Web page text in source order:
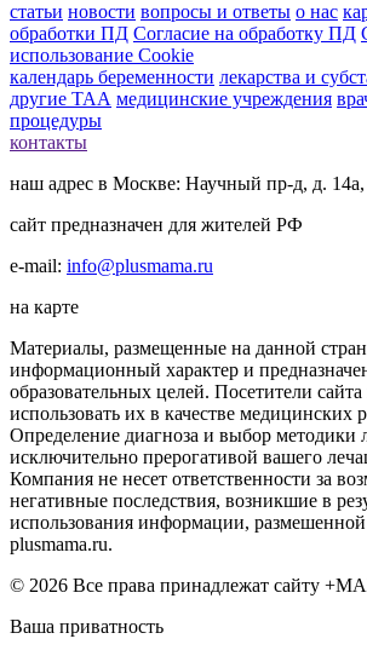
статьи новости вопросы и ответы о нас
обработки ПД Согласие на обработку ПД
использование Cookie
календарь беременности лекарства и
другие ТАА медицинские учреждения
процедуры
контакты
наш адрес в Москве: Научный пр-д, д. 14а,
сайт предназначен для жителей РФ
e-mail: info@plusmama.ru
на карте
Материалы, размещенные на данной
информационный характер и
образовательных целей. Посетители
использовать их в качестве медицинских
Определение диагноза и выбор методики
исключительно прерогативой вашего
Компания не несет ответственности за
негативные последствия, возникшие в
использования информации, размешенной
plusmama.ru.
© 2026 Все права принадлежат сайту
Ваша приватность